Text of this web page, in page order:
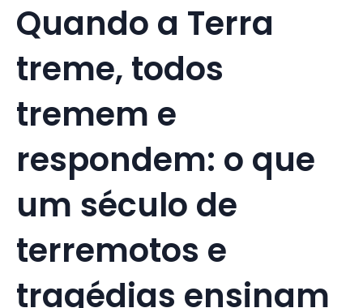
Quando a Terra
treme, todos
tremem e
respondem: o que
um século de
terremotos e
tragédias ensinam